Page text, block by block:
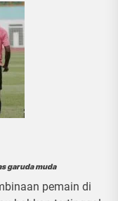
garuda muda
pemain dі